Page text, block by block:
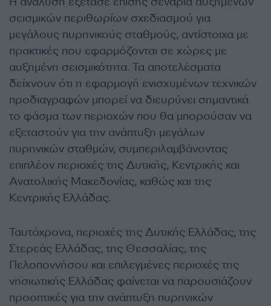
σεισμικών περιθωρίων σχεδιασμού για
μεγάλους πυρηνικούς σταθμούς, αντίστοιχα με
πρακτικές που εφαρμόζονται σε χώρες με
αυξημένη σεισμικότητα. Τα αποτελέσματα
δείχνουν ότι η εφαρμογή ενισχυμένων τεχνικών
προδιαγραφών μπορεί να διευρύνει σημαντικά
το φάσμα των περιοχών που θα μπορούσαν να
εξεταστούν για την ανάπτυξη μεγάλων
πυρηνικών σταθμών, συμπεριλαμβάνοντας
επιπλέον περιοχές της Δυτικής, Κεντρικής και
Ανατολικής Μακεδονίας, καθώς και της
Κεντρικής Ελλάδας.
Ταυτόχρονα, περιοχές της Δυτικής Ελλάδας, της
Στερεάς Ελλάδας, της Θεσσαλίας, της
Πελοποννήσου και επιλεγμένες περιοχές της
νησιωτικής Ελλάδας φαίνεται να παρουσιάζουν
προοπτικές για την ανάπτυξη πυρηνικών